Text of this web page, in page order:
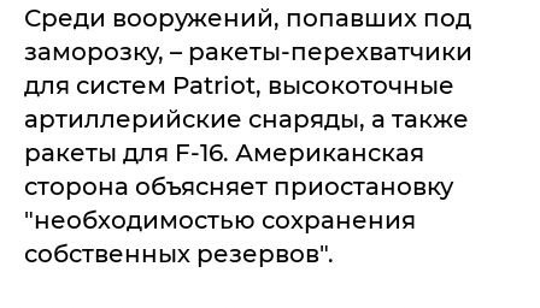
Среди вооружений, попавших под
заморозку, – ракеты-перехватчики
для систем Patriot, высокоточные
артиллерийские снаряды, а также
ракеты для F-16. Американская
сторона объясняет приостановку
"необходимостью сохранения
собственных резервов".